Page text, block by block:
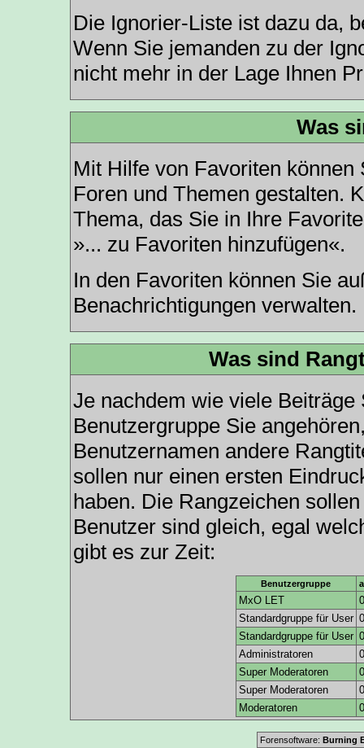
Die Ignorier-Liste ist dazu da,
Wenn Sie jemanden zu der
nicht mehr in der Lage Ihnen
Was
Mit Hilfe von Favoriten
Foren und Themen gestalten.
Thema, das Sie in Ihre
»... zu Favoriten hinzufügen«.
In den Favoriten können Sie
Benachrichtigungen verwalten.
Was sind
Je nachdem wie viele
Benutzergruppe Sie
Benutzernamen andere
sollen nur einen ersten
haben. Die Rangzeichen
Benutzer sind gleich, egal
gibt es zur Zeit:
Benutzergruppe
MxO LET
0
Standardgruppe für User 0
Standardgruppe für User 0
Administratoren
0
Super Moderatoren
0
Super Moderatoren
0
Moderatoren
0
Forensoftware: Burning